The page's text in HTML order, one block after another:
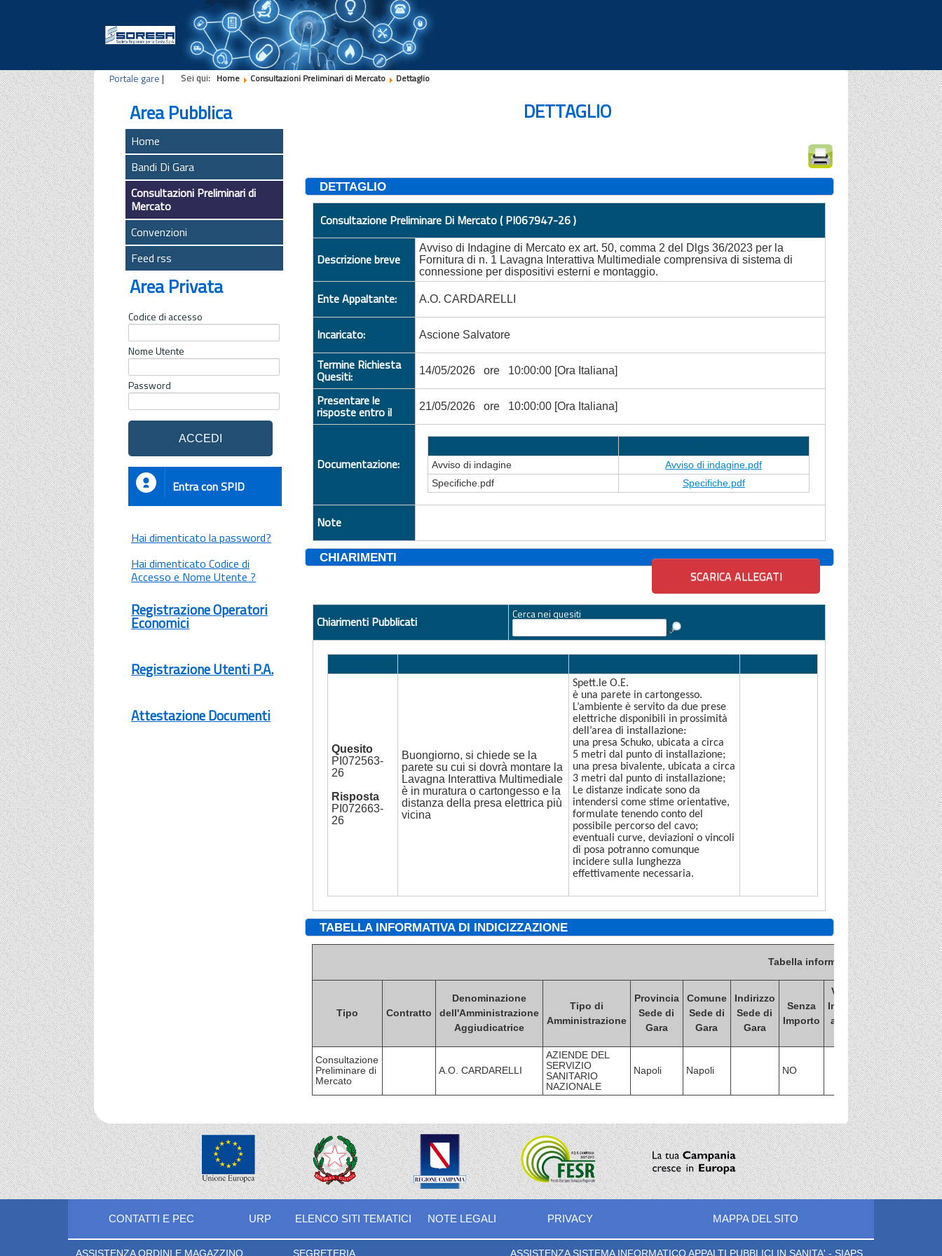
Portale gare | Sei qui: Home Consultazioni Preliminari di Mercato Dettaglio
Area Pubblica
Home
Bandi Di Gara
Consultazioni Preliminari di
Mercato
Convenzioni
Feed rss
Area Privata
Codice di accesso
Nome Utente
Password
Entra con SPID
Hai dimenticato la password?
Hai dimenticato Codice di
Accesso e Nome Utente ?
Registrazione Operatori
Economici
Registrazione Utenti P.A.
Attestazione Documenti
DETTAGLIO
DETTAGLIO
Consultazione Preliminare Di Mercato ( PI067947-26 )
Descrizione breve
Avviso di Indagine di Mercato ex art. 50, comma 2 del Dlgs 36/2023 per la
Fornitura di n. 1 Lavagna Interattiva Multimediale comprensiva di sistema di
connessione per dispositivi esterni e montaggio.
Ente Appaltante: A.O. CARDARELLI
Incaricato: Ascione Salvatore
Termine Richiesta
Quesiti: 14/05/2026 ore 10:00:00 [Ora Italiana]
Presentare le
risposte entro il 21/05/2026 ore 10:00:00 [Ora Italiana]
Documentazione: Avviso di indagine
Avviso di indagine.pdf
Specifiche.pdf
Specifiche.pdf
Note
CHIARIMENTI
Chiarimenti Pubblicati Cerca nei quesiti
Quesito
PI072563-
26
Risposta
PI072663-
26
Buongiorno, si chiede se la
parete su cui si dovrà montare la
Lavagna Interattiva Multimediale
è in muratura o cartongesso e la
distanza della presa elettrica più
vicina
Spett.le O.E.
è una parete in cartongesso.
L’ambiente è servito da due prese
elettriche disponibili in prossimità
dell’area di installazione:
una presa Schuko, ubicata a circa
5 metri dal punto di installazione;
una presa bivalente, ubicata a circa
3 metri dal punto di installazione;
Le distanze indicate sono da
intendersi come stime orientative,
formulate tenendo conto del
possibile percorso del cavo;
eventuali curve, deviazioni o vincoli
di posa potranno comunque
incidere sulla lunghezza
effettivamente necessaria.
TABELLA INFORMATIVA DI INDICIZZAZIONE
Tabella informativa
Tipo Contratto
Denominazione
dell'Amministrazione
Aggiudicatrice
Tipo di
Amministrazione
Provincia
Sede di
Gara
Comune
Sede di
Gara
Indirizzo
Sede di
Gara
Senza
Importo
Valore
Importo
a base
asta
Valore
di
Consultazione
Preliminare di
Mercato
A.O. CARDARELLI
AZIENDE DEL
SERVIZIO
SANITARIO
NAZIONALE
Napoli Napoli NO
CONTATTI E PEC URP ELENCO SITI TEMATICI NOTE LEGALI PRIVACY MAPPA DEL SITO
ASSISTENZA ORDINI E MAGAZZINO SEGRETERIA ASSISTENZA SISTEMA INFORMATICO APPALTI PUBBLICI IN SANITA' - SIAPS